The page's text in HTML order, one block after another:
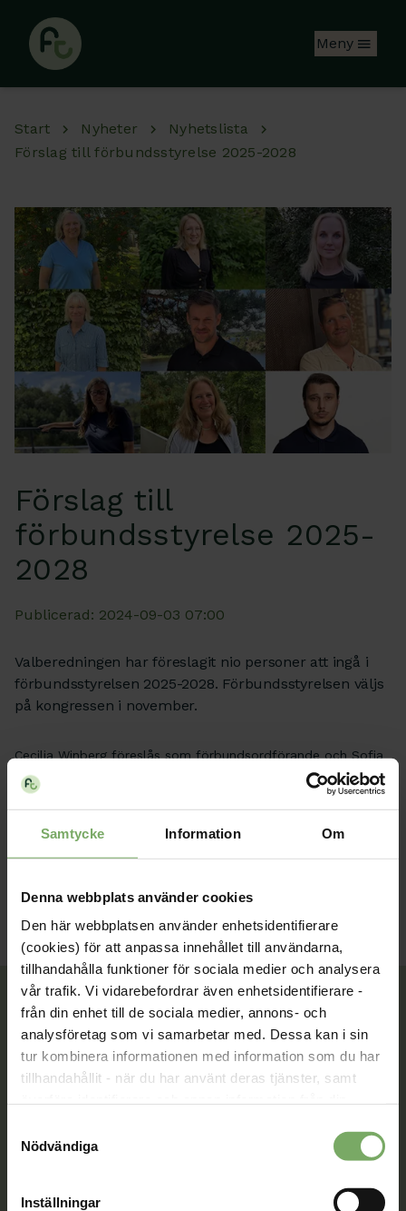
Samtycke Information Om
Denna webbplats använder cookies
Den här webbplatsen använder enhetsidentifierare
(cookies) för att anpassa innehållet till användarna,
tillhandahålla funktioner för sociala medier och analysera
vår trafik. Vi vidarebefordrar även enhetsidentifierare -
från din enhet till de sociala medier, annons- och
analysföretag som vi samarbetar med. Dessa kan i sin
tur kombinera informationen med information som du har
tillhandahållit - när du har använt deras tjänster, samt
området. Du godkänner våra cookies vid fortsatt
Nödvändiga
Inställningar
Meny
Start Nyheter
Nyhetslista
Förslag till förbundsstyrelse 2025-2028
Förslag till
förbundsstyrelse 2025-
2028
Publicerad: 2024-09-03 07:00
Valberedningen har föreslagit nio personer att ingå i
förbundsstyrelsen 2025-2028. Förbundsstyrelsen väljs
på kongressen i november.
Cecilia Winberg föreslås som förbundsordförande och Sofia
Stridsman som vice ordförande. Därutöver föreslås tre
ledamöter för omval och fyra för nyval.
Läs mer om de föreslagna personerna
Förtroendevald Kongress 2024 Nyhet
Tillsammans rör vi oss framåt. Du är en viktig del
av vår rörelse.
Bli medlem
Kontakt